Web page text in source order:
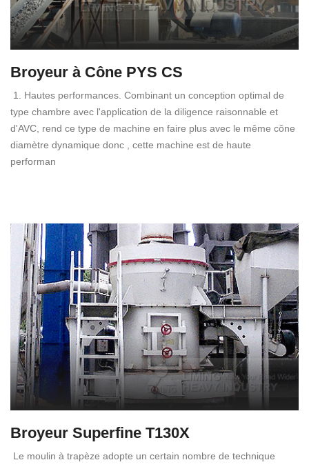
Broyeur à Cône PYS CS
1. Hautes performances. Combinant un conception optimal de
type chambre avec l'application de la diligence raisonnable et
d'AVC, rend ce type de machine en faire plus avec le même cône
diamètre dynamique donc , cette machine est de haute
performan
Broyeur Superfine T130X
Le moulin à trapèze adopte un certain nombre de technique